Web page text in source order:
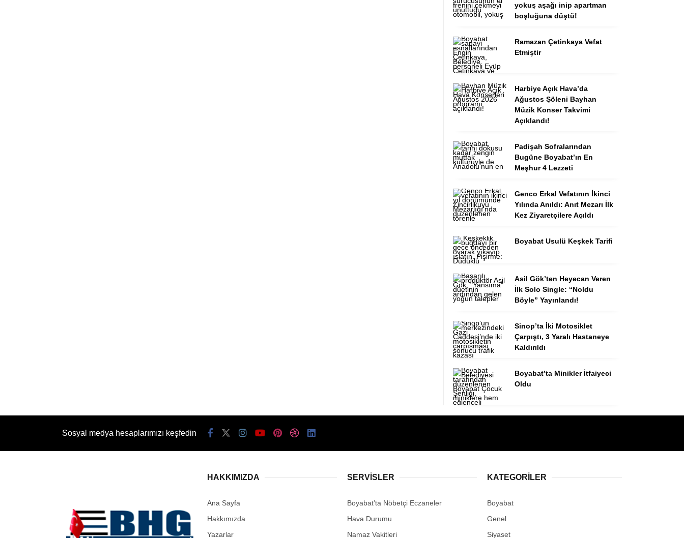
yokuş aşağı inip apartman
boşluğuna düştü!
Ramazan Çetinkaya Vefat
Etmiştir
Harbiye Açık Hava’da
Ağustos Şöleni Bayhan
Müzik Konser Takvimi
Açıklandı!
Padişah Sofralarından
Bugüne Boyabat’ın En
Meşhur 4 Lezzeti
Genco Erkal Vefatının İkinci
Yılında Anıldı: Anıt Mezarı İlk
Kez Ziyaretçilere Açıldı
Boyabat Usulü Keşkek Tarifi
Asil Gök’ten Heyecan Veren
İlk Solo Single: “Noldu
Böyle” Yayınlandı!
Sinop’ta İki Motosiklet
Çarpıştı, 3 Yaralı Hastaneye
Kaldırıldı
Boyabat’ta Minikler İtfaiyeci
Oldu
Sosyal medya hesaplarımızı keşfedin
HAKKIMIZDA
Ana Sayfa
Hakkımızda
Yazarlar
SERVISLER
Boyabat’ta Nöbetçi Eczaneler
Hava Durumu
Namaz Vakitleri
KATEGORILER
Boyabat
Genel
Siyaset